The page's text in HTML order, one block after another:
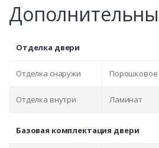
Отделка двери
Отделка снаружи
Отделка внутри Ламинат
Базовая комплектация двери